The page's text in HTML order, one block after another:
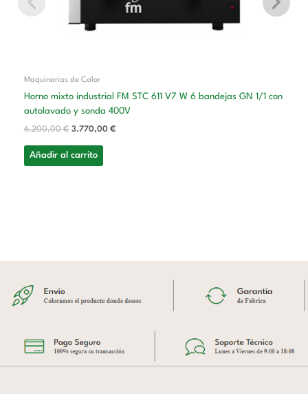
Maquinarias de Calor
Horno mixto industrial FM STC 611 V7 W 6 bandejas GN 1/1 con
autolavado y sonda 400V
6.200,00€ 3.770,00 €
Añadir al carrito